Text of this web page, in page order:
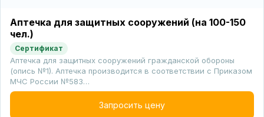
Аптечка для защитных сооружений (на 100-150
чел.)
Сертификат
Аптечка для защитных сооружений гражданской обороны
(опись №1). Аптечка производится в соответствии с Приказом
МЧС России №583…
Запросить цену